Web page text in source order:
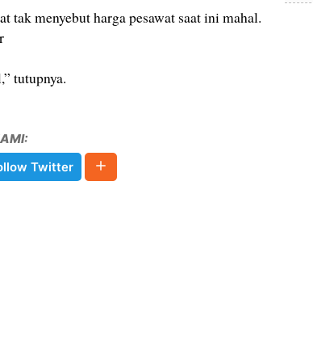
tak menyebut harga pesawat saat ini mahal.
tutupnya.
Twitter